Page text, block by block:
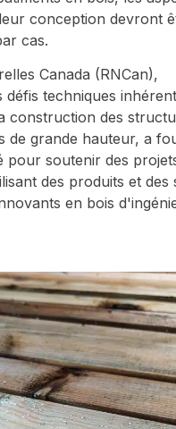
conception devront
cas.
Canada (RNCan),
défis techniques
construction des
de grande hauteur, a
pour soutenir des
des produits et des
en bois